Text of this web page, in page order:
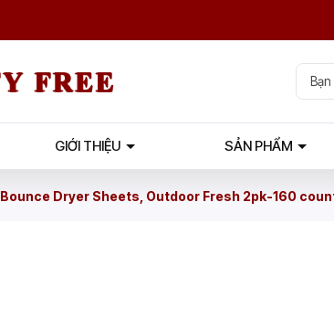
GIỚI THIỆU SẢN PHẨM
Bounce Dryer Sheets, Outdoor Fresh 2pk-160